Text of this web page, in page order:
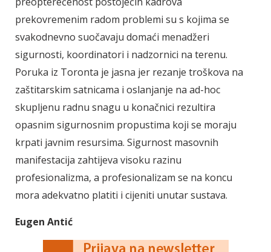
prekovremenim radom problemi su s kojima se
svakodnevno suočavaju domaći menadžeri
sigurnosti, koordinatori i nadzornici na terenu.
Poruka iz Toronta je jasna jer rezanje troškova na
zaštitarskim satnicama i oslanjanje na ad-hoc
skupljenu radnu snagu u konačnici rezultira
opasnim sigurnosnim propustima koji se moraju
krpati javnim resursima. Sigurnost masovnih
manifestacija zahtijeva visoku razinu
profesionalizma, a profesionalizam se na koncu
mora adekvatno platiti i cijeniti unutar sustava.
Eugen Antić